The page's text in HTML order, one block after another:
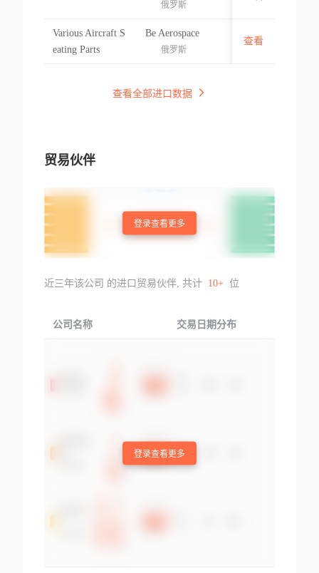
俄罗斯
Various Aircraft S
eating Parts
Be Aerospace
俄罗斯
菲律宾
查看
查看全部进口数据
贸易伙伴
登录查看更多
近三年该公司 的进口贸易伙伴, 共计 10+ 位
公司名称 交易日期分布
登录查看更多